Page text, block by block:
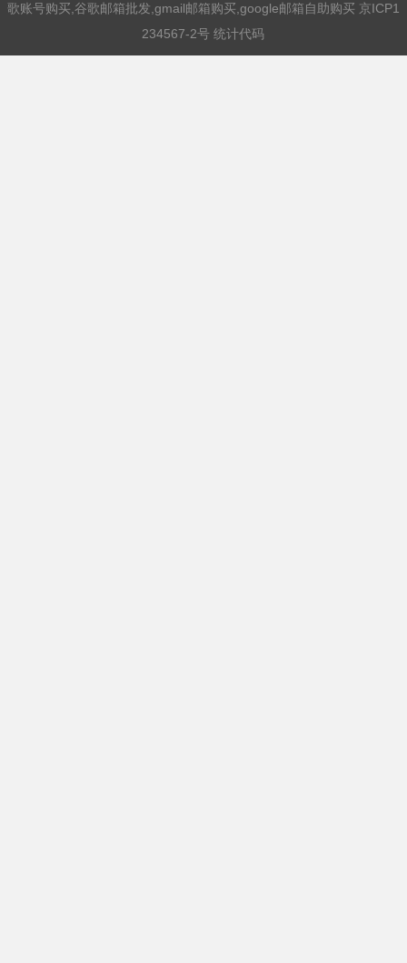
歌账号购买,谷歌邮箱批发,gmail邮箱购买,google邮箱自助购买 京ICP1
234567-2号 统计代码